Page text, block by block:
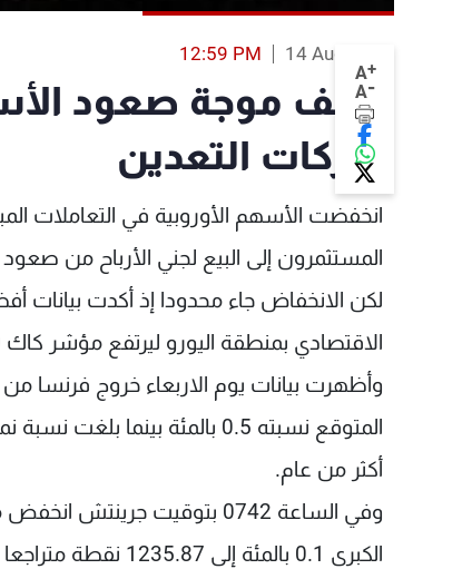
A+
A-
14 Aug 2013
12:59 PM
توقف موجة صعود
شركات التعدين
انخفضت الأسهم الأوروبية في التعاملات
المستثمرون إلى البيع لجني الأرباح من
لكن الانخفاض جاء محدودا إذ أكدت بيانات
الاقتصادي بمنطقة اليورو ليرتفع مؤشر كاك 40 الفرنسي الى أعلى مستوى له في عامين.
وأظهرت بيانات يوم الاربعاء خروج فرنسا
أكثر من عام.
الكبرى 0.1 بالمئة إلى 1235.87 نقطة متراجعا للمرة الأولى في خمس جلسات.